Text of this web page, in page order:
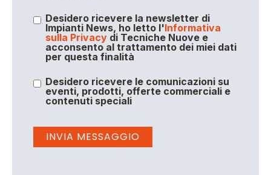
Desidero ricevere la newsletter di
Impianti News, ho letto l'Informativa
sulla Privacydi Tecniche Nuove e
acconsento al trattamento dei miei dati
per questa finalità
Desidero ricevere le comunicazioni su
eventi, prodotti, offerte commerciali e
contenuti speciali